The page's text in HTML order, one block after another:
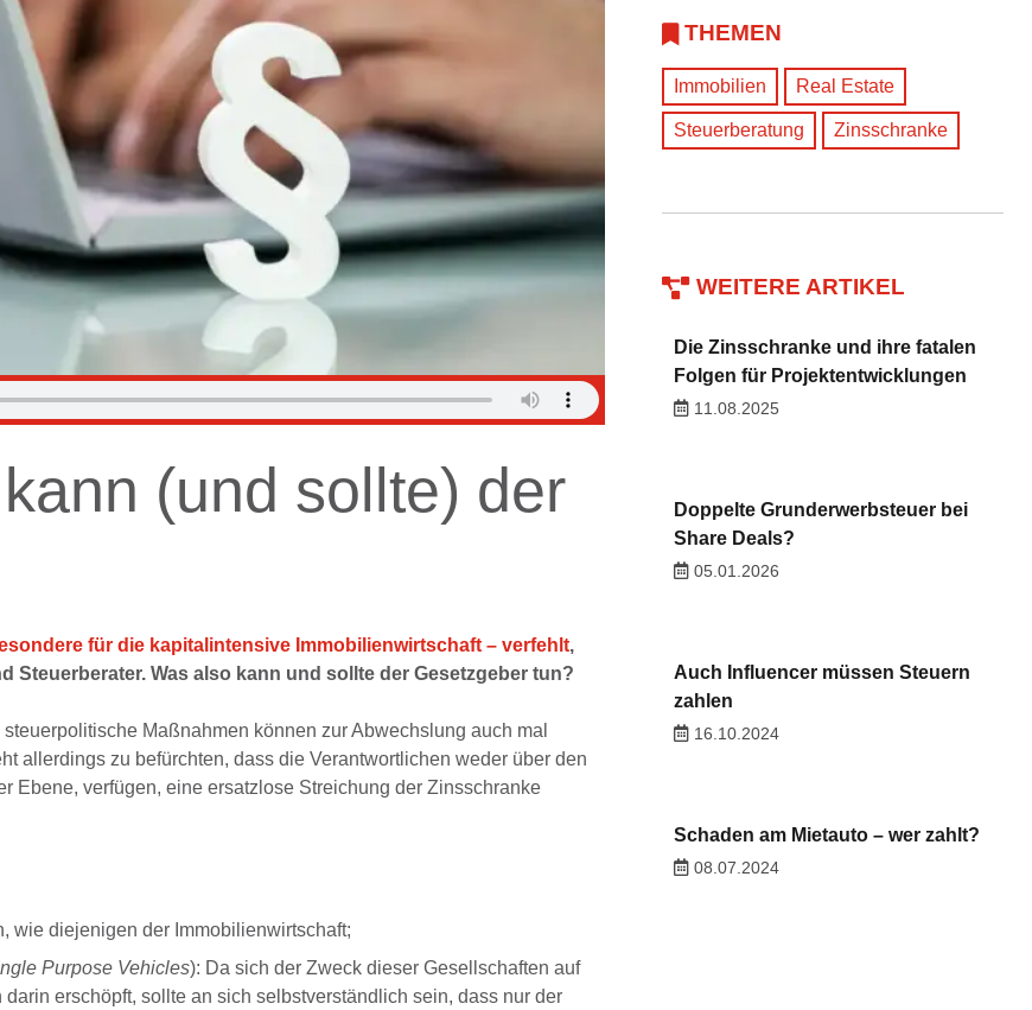
(und sollte) der
für die kapitalintensive Immobilienwirtschaft – verfehlt,
Was also kann und sollte der Gesetzgeber tun?
Maßnahmen können zur Abwechslung auch mal
allerdings zu befürchten, dass die Verantwortlichen weder über den
Ebene, verfügen, eine ersatzlose Streichung der Zinsschranke
wie diejenigen der Immobilienwirtschaft;
Purpose Vehicles): Da sich der Zweck dieser Gesellschaften auf
erschöpft, sollte an sich selbstverständlich sein, dass nur der
THEMEN
Immobilien Real Estate
Steuerberatung Zinsschranke
WEITERE ARTIKEL
Die Zinsschranke und ihre fatalen
Folgen für Projektentwicklungen
11.08.2025
Doppelte Grunderwerbsteuer bei
Share Deals?
05.01.2026
Auch Influencer müssen Steuern
zahlen
16.10.2024
Schaden am Mietauto – wer zahlt?
08.07.2024